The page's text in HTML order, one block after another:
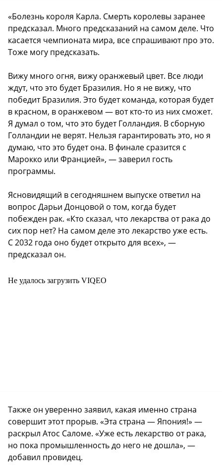
«Болезнь короля Карла. Смерть королевы заранее
предсказал. Много предсказаний на самом деле. Что
касается чемпионата мира, все спрашивают про это.
Тоже могу предсказать.
Вижу много огня, вижу оранжевый цвет. Все люди
ждут, что это будет Бразилия. Но я не вижу, что
победит Бразилия. Это будет команда, которая будет
в красном, в оранжевом — вот кто-то из них сможет.
Я думал о том, что это будет Голландия. В сборную
Голландии не верят. Нельзя гарантировать это, но я
думаю, что это будет она. В финале сразится с
Марокко или Францией», — заверил гость
программы.
Ясновидящий в сегодняшнем выпуске ответил на
вопрос Дарьи Донцовой о том, когда будет
побежден рак. «Кто сказал, что лекарства от рака до
сих пор нет? На самом деле это лекарство уже есть.
С 2032 года оно будет открыто для всех», —
предсказал он.
Не удалось загрузить VIQEO
Также он уверенно заявил, какая именно страна
совершит этот прорыв. «Эта страна — Япония!» —
раскрыл Атос Саломе. «Уже есть лекарство от рака,
но пока промышленность до него не дошла», —
добавил провидец.